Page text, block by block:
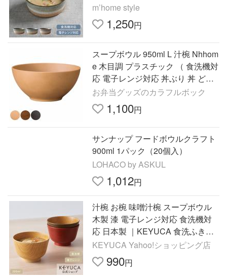
シンプル 土物 カフェ風 電子レン
ジ対応 食洗機対応
m’home style
1,250円
スープボウル 950ml L 汁椀 Nhhom
e 木目調 プラスチック （ 食洗機対
応 電子レンジ対応 丼ぶり 丼 どん
ぶり 椀 ）
お弁当グッズのカラフルボック
1,100円
サンナップ フードボウルクラフト
900ml 1パック（20個入）
LOHACO by ASKUL
1,012円
汁椀 お椀 味噌汁椀 スープボウル
木製 漆 電子レンジ対応 食洗機対
応 日本製 ｜KEYUCA 食洗ふきう
るし汁椀 ケユカ
KEYUCA Yahoo!ショッピング店
990円